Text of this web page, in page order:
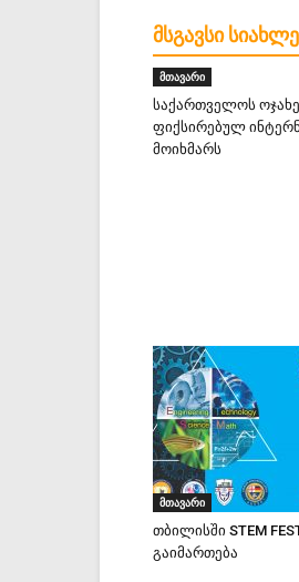
ᲛᲡᲒᲐᲕᲡᲘ
მთავარი
საქართველოს
ფიქსირებულ
მოიხმარს
მთავარი
თბილისში STEM
გაიმართება